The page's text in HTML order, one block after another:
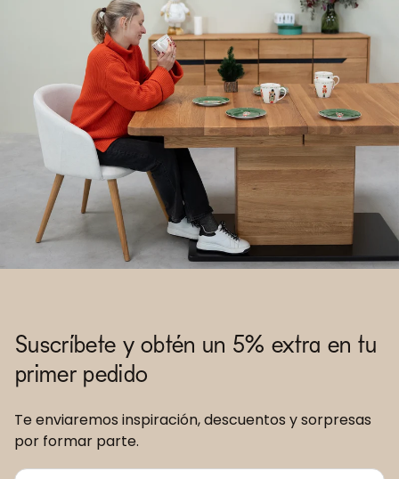
Suscríbete y obtén un 5% extra en tu
primer pedido
Te enviaremos inspiración, descuentos y sorpresas
por formar parte.